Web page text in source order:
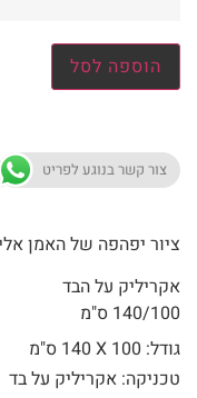
הוספה לסל
צור קשר בנוגע לפריט
ציור יפהפה של האמן
אקריליק על הבד
140/100 ס"מ
גודל: 100 X
140 ס"מ
טכניקה: אקריליק על בד